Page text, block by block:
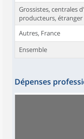
Grossistes, centrales
producteurs, étranger
Autres, France
Ensemble
Dépenses